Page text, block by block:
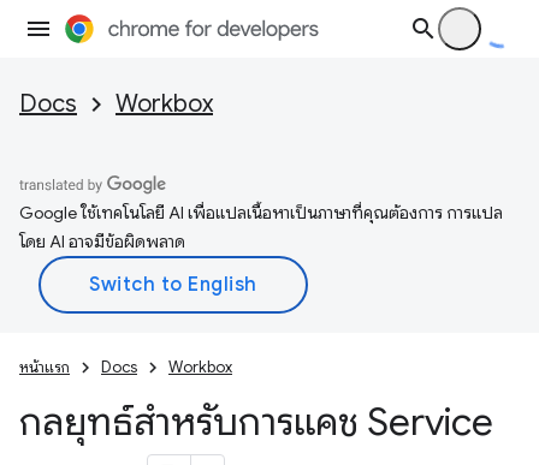
Docs Workbox
Google ใช้เทคโนโลยี AI เพื่อแปลเนื้อหาเป็นภาษาที่คุณต้องการ การแปล
โดย AI อาจมีข้อผิดพลาด
หน้าแรก Docs Workbox
กลยุทธ์สำหรับการแคช Service